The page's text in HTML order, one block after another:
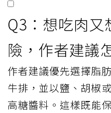
Q3：想吃肉又
險，作者建議
作者建議優先選擇脂
牛排，並以鹽、胡椒
高糖醬料。這樣既能